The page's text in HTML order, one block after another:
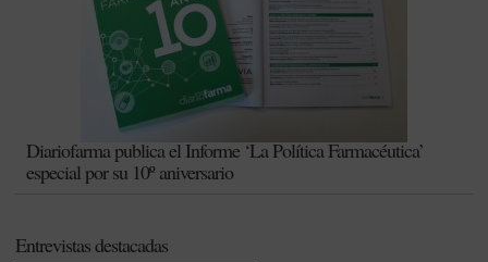
Diariofarma publica el Informe ‘La Política Farmacéutica’
especial por su 10º aniversario
Entrevistas destacadas